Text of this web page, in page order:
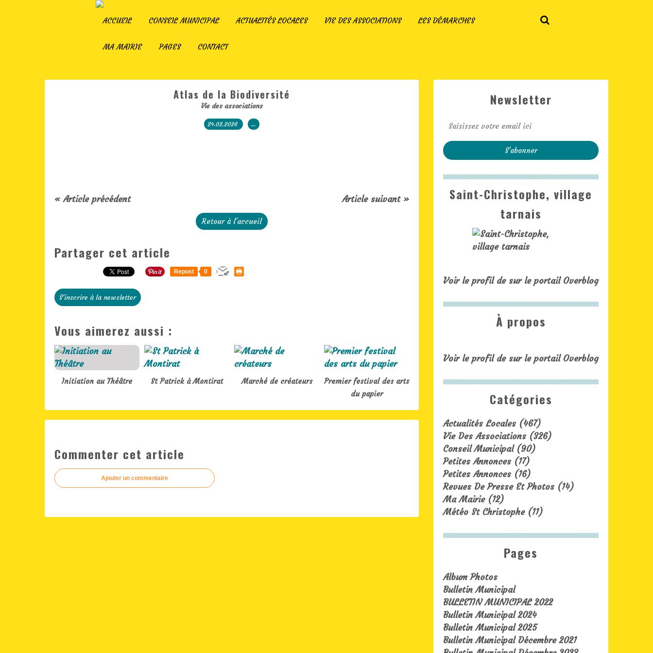
ACCUEIL CONSEIL MUNICIPAL ACTUALITÉS LOCALES VIE DES ASSOCIATIONS LES DÉMARCHES
MA MAIRIE PAGES CONTACT
Atlas de la Biodiversité
Vie des associations
24.02.2026 …
« Article précédent Article suivant »
Retour à l'accueil
Partager cet article
Repost 0
S'inscrire à la newsletter
Vous aimerez aussi :
Initiation au Théâtre St Patrick à Montirat Marché de créateurs
Premier festival des arts
du papier
Commenter cet article
Ajouter un commentaire
Newsletter
Catégories
Actualités Locales(467)
Vie Des Associations(326)
Conseil Municipal(90)
Petites Annonces(17)
Petites Annonces(16)
Revues De Presse Et Photos(14)
Ma Mairie(12)
Météo St Christophe(11)
Pages
Album Photos
Bulletin Municipal
BULLETIN MUNICIPAL 2022
Bulletin Municipal 2024
Bulletin Municipal 2025
Bulletin Municipal Décembre 2021
Saint-Christophe, village
tarnais
Voir le profil de sur le portail Overblog
À propos
Voir le profil de sur le portail Overblog